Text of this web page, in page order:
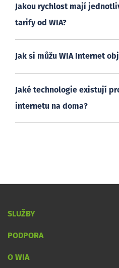
Jakou rychlost mají
tarify od WIA?
Jak si můžu WIA Internet
Jaké technologie existují
internetu na doma?
SLUŽBY
PODPORA
O WIA